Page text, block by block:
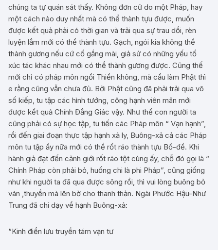
chúng ta tự quán sát thấy. Không đơn cử do một Pháp, hay
một cách nào duy nhất mà có thể thành tựu được, muốn
được kết quả phải có thời gian và trải qua sự trau dồi, rèn
luyện lắm mới có thể thành tựu. Gạch, ngói kia không thể
thành gương nếu cứ cố gắng mài, giả sử có những yếu tố
xúc tác khác nhau mới có thể thành gương được. Cũng thế
mới chỉ có pháp môn ngồi Thiền không, mà cầu làm Phật thì
e rằng cũng vẫn chưa đủ. Bởi Phật cũng đã phải trải qua vô
số kiếp, tu tập các hình tướng, công hạnh viên mãn mới
được kết quả Chính Đẳng Giác vậy. Như thế con người ta
cũng phải có sự học tập, tu tiến các Pháp môn “ Vạn hạnh”,
rồi đến giai đoạn thực tập hạnh xả ly, Buông-xả cả các Pháp
môn tu tập ấy nữa mới có thể rốt ráo thành tựu Bồ-đề. Khi
hành giả đạt đến cảnh giới rốt ráo tột cùng ấy, chỗ đó gọi là “
Chính Pháp còn phải bỏ, huống chi là phi Pháp”, cũng giống
như khi người ta đã qua được sông rồi, thì vui lòng buông bỏ
ván ,thuyền mà lên bờ cho thanh thản. Ngài Phước Hậu-Như
Trung đã chi dạy về hạnh Buông-xả:
“Kinh điển lưu truyền tám vạn tư